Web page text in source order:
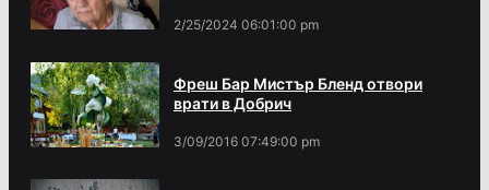
2/25/2024 06:01:00 pm
Фреш Бар Мистър Бленд отвори
врати в Добрич
3/09/2016 07:49:00 pm